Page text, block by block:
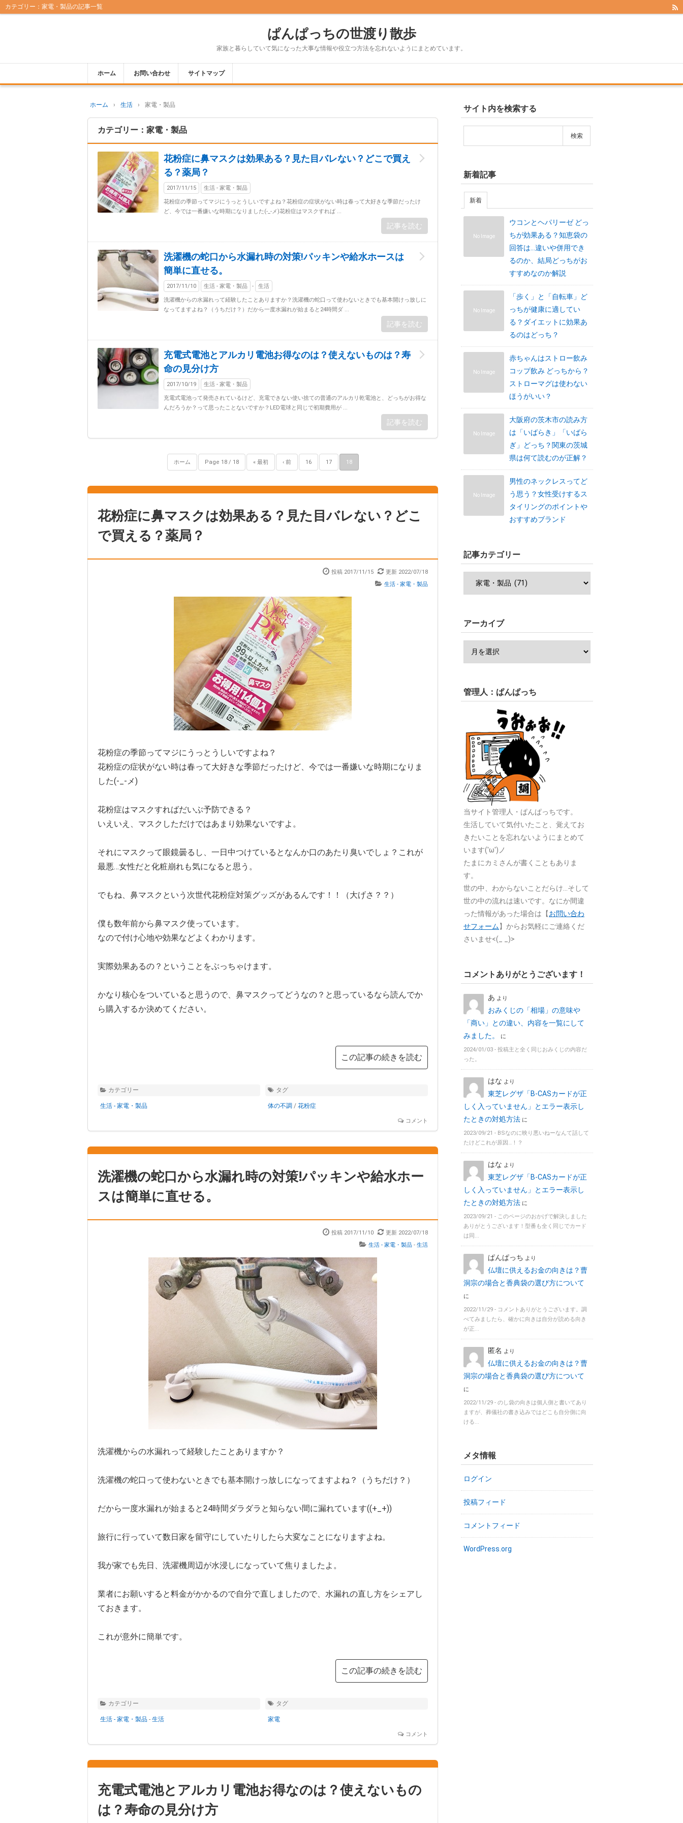
カテゴリー：家電・製品の記事一覧
ぱんぱっちの世渡り散歩
家族と暮らしていて気になった大事な情報や役立つ方法を忘れないようにまとめています。
ホーム お問い合わせ サイトマップ
ホーム › 生活 › 家電・製品
カテゴリー：家電・製品
花粉症に鼻マスクは効果ある？見た目バレない？どこで買え
る？薬局？
2017/11/15 生活 - 家電・製品
花粉症の季節ってマジにうっとうしいですよね？花粉症の症状がない時は春って大好きな季節だったけ
ど、今では一番嫌いな時期になりました(-_-メ)花粉症はマスクすれば ...
記事を読む
洗濯機の蛇口から水漏れ時の対策!パッキンや給水ホースは
簡単に直せる。
2017/11/10 生活 - 家電・製品 - 生活
洗濯機からの水漏れって経験したことありますか？洗濯機の蛇口って使わないときでも基本開けっ放しに
なってますよね？（うちだけ？）だから一度水漏れが始まると24時間ダ ...
記事を読む
充電式電池とアルカリ電池お得なのは？使えないものは？寿
命の見分け方
2017/10/19 生活 - 家電・製品
充電式電池って発売されているけど、充電できない使い捨ての普通のアルカリ乾電池と、どっちがお得な
んだろうか？って思ったことないですか？LED電球と同じで初期費用が ...
記事を読む
ホーム Page 18 / 18 « 最初 ‹ 前 16 17 18
花粉症に鼻マスクは効果ある？見た目バレない？どこ
で買える？薬局？
投稿 2017/11/15
更新 2022/07/18
生活 - 家電・製品
花粉症の季節ってマジにうっとうしいですよね？
花粉症の症状がない時は春って大好きな季節だったけど、今では一番嫌いな時期になりま
した(-_-メ)
花粉症はマスクすればだいぶ予防できる？
いえいえ、マスクしただけではあまり効果ないですよ。
それにマスクって眼鏡曇るし、一日中つけているとなんか口のあたり臭いでしょ？これが
最悪…女性だと化粧崩れも気になると思う。
でもね、鼻マスクという次世代花粉症対策グッズがあるんです！！（大げさ？？）
僕も数年前から鼻マスク使っています。
なので付け心地や効果などよくわかります。
実際効果あるの？ということをぶっちゃけます。
かなり核心をついていると思うので、鼻マスクってどうなの？と思っているなら読んでか
ら購入するか決めてください。
この記事の続きを読む
カテゴリー
生活 - 家電・製品
タグ
体の不調 / 花粉症
コメント
洗濯機の蛇口から水漏れ時の対策!パッキンや給水ホー
スは簡単に直せる。
投稿 2017/11/10
更新 2022/07/18
生活 - 家電・製品 - 生活
洗濯機からの水漏れって経験したことありますか？
洗濯機の蛇口って使わないときでも基本開けっ放しになってますよね？（うちだけ？）
だから一度水漏れが始まると24時間ダラダラと知らない間に漏れています((+_+))
旅行に行っていて数日家を留守にしていたりしたら大変なことになりますよね。
我が家でも先日、洗濯機周辺が水浸しになっていて焦りましたよ。
業者にお願いすると料金がかかるので自分で直しましたので、水漏れの直し方をシェアし
ておきます。
これが意外に簡単です。
この記事の続きを読む
カテゴリー
生活 - 家電・製品 - 生活
タグ
家電
コメント
充電式電池とアルカリ電池お得なのは？使えないもの
は？寿命の見分け方
サイト内を検索する
新着記事
新着
No Image
ウコンとヘパリーゼ どっ
ちが効果ある？知恵袋の
回答は…違いや併用でき
るのか、結局どっちがお
すすめなのか解説
No Image
「歩く」と「自転車」ど
っちが健康に適してい
る？ダイエットに効果あ
るのはどっち？
No Image
赤ちゃんはストロー飲み
コップ飲み どっちから？
ストローマグは使わない
ほうがいい？
No Image
大阪府の茨木市の読み方
は「いばらき」「いばら
ぎ」どっち？関東の茨城
県は何て読むのが正解？
No Image
男性のネックレスってど
う思う？女性受けするス
タイリングのポイントや
おすすめブランド
記事カテゴリー
アーカイブ
管理人：ぱんぱっち
当サイト管理人・ぱんぱっちです。
生活していて気付いたこと、覚えてお
きたいことを忘れないようにまとめて
います('ω')ノ
たまにカミさんが書くこともありま
す。
世の中、わからないことだらけ…そして
世の中の流れは速いです。なにか間違
った情報があった場合は【お問い合わ
せフォーム】からお気軽にご連絡くだ
さいませ<(_ _)>
コメントありがとうございます！
あ より
おみくじの「相場」の意味や
「商い」との違い、内容を一覧にして
みました。
に
2024/01/03 - 投稿主と全く同じおみくじの内容だ
った。
はな より
東芝レグザ「B-CASカードが正
しく入っていません」とエラー表示し
たときの対処方法 に
2023/09/21 - BSなのに映り悪いねーなんて話して
たけどこれが原因…！？
はな より
東芝レグザ「B-CASカードが正
しく入っていません」とエラー表示し
たときの対処方法 に
2023/09/21 - このページのおかげで解決しました
ありがとうございます！型番も全く同じでカード
は同...
ぱんぱっち より
仏壇に供えるお金の向きは？曹
洞宗の場合と香典袋の選び方について
に
2022/11/29 - コメントありがとうございます。調
べてみましたら、確かに向きは自分が読める向き
が正...
匿名 より
仏壇に供えるお金の向きは？曹
洞宗の場合と香典袋の選び方について
に
2022/11/29 - のし袋の向きは個人側と書いてあり
ますが、葬儀社の書き込みではどこも自分側に向
ける...
メタ情報
ログイン
投稿フィード
コメントフィード
WordPress.org